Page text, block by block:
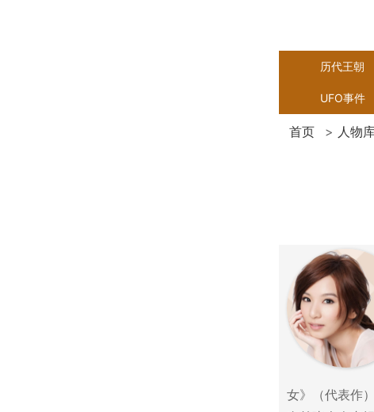
历代王朝
UFO事件
首页 > 人物
女》（代表作